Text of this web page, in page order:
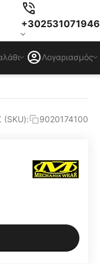
+302531071946
Λογαριασμός
(SKU): 9020174100